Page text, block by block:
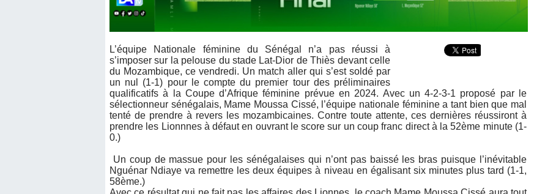
L’équipe Nationale féminine du Sénégal n’a pas réussi à
s’imposer sur la pelouse du stade Lat-Dior de Thiès devant celle
du Mozambique, ce vendredi. Un match aller qui s’est soldé par
un nul (1-1) pour le compte du premier tour des préliminaires
qualificatifs à la Coupe d’Afrique féminine prévue en 2024. Avec un 4-2-3-1 proposé par le
sélectionneur sénégalais, Mame Moussa Cissé, l’équipe nationale féminine a tant bien que mal
tenté de prendre à revers les mozambicaines. Contre toute attente, ces dernières réussiront à
prendre les Lionnnes à défaut en ouvrant le score sur un coup franc direct à la 52ème minute (1-
0.)
Un coup de massue pour les sénégalaises qui n’ont pas baissé les bras puisque l’inévitable
Nguénar Ndiaye va remettre les deux équipes à niveau en égalisant six minutes plus tard (1-1,
58ème.)